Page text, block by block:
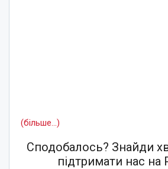
(більше…)
Сподобалось? Знайди
підтримати нас на